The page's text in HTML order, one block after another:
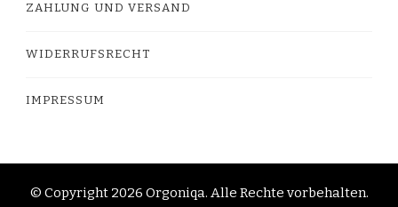
ZAHLUNG UND VERSAND
WIDERRUFSRECHT
IMPRESSUM
© Copyright 2026 Orgoniqa. Alle Rechte vorbehalten.